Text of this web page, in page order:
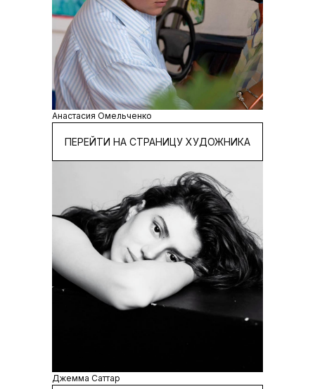
Анастасия Омельченко
ПЕРЕЙТИ НА СТРАНИЦУ ХУДОЖНИКА
Джемма Саттар